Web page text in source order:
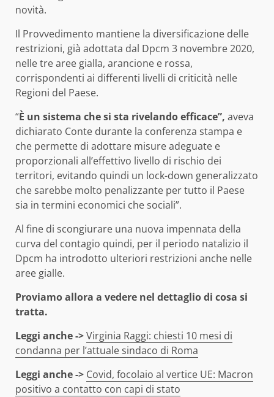
novità.
Il Provvedimento mantiene la diversificazione delle
restrizioni, già adottata dal Dpcm 3 novembre 2020,
nelle tre aree gialla, arancione e rossa,
corrispondenti ai differenti livelli di criticità nelle
Regioni del Paese.
“È un sistema che si sta rivelando efficace”, aveva
dichiarato Conte durante la conferenza stampa e
che permette di adottare misure adeguate e
proporzionali all’effettivo livello di rischio dei
territori, evitando quindi un lock-down generalizzato
che sarebbe molto penalizzante per tutto il Paese
sia in termini economici che sociali”.
Al fine di scongiurare una nuova impennata della
curva del contagio quindi, per il periodo natalizio il
Dpcm ha introdotto ulteriori restrizioni anche nelle
aree gialle.
Proviamo allora a vedere nel dettaglio di cosa si
tratta.
Leggi anche ->Virginia Raggi: chiesti 10 mesi di
condanna per l’attuale sindaco di Roma
Leggi anche -> Covid, focolaio al vertice UE: Macron
positivo a contatto con capi di stato